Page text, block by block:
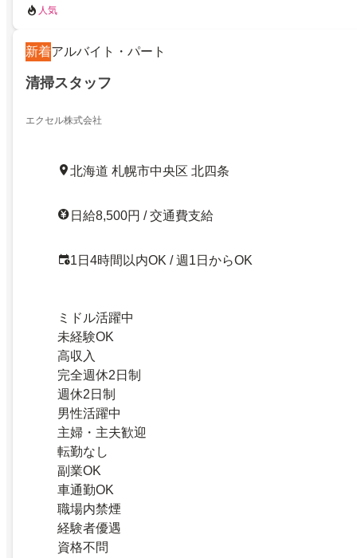
人気
新着アルバイト・パート
清掃スタッフ
エクセル株式会社
北海道 札幌市中央区 北四条
日給8,500円 / 交通費支給
1日4時間以内OK / 週1日からOK
ミドル活躍中
未経験OK
高収入
完全週休2日制
週休2日制
男性活躍中
主婦・主夫歓迎
転勤なし
副業OK
車通勤OK
職場内禁煙
経験者優遇
資格不問